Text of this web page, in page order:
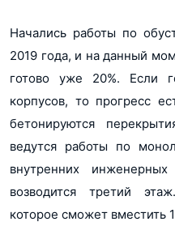
Начались работы по
2019 года, и на данный
готово уже 20%. Если
корпусов, то прогресс
бетонируются
ведутся работы по
внутренних
возводится третий
которое сможет вместить